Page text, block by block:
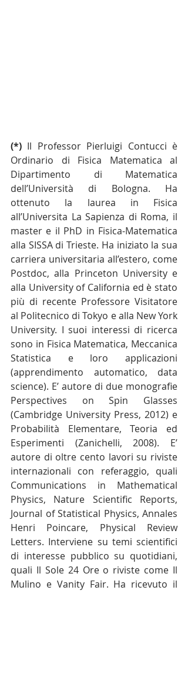
(*) Il Professor Pierluigi Contucci è
Ordinario di Fisica Matematica al
Dipartimento di Matematica
dell’Università di Bologna. Ha
ottenuto la laurea in Fisica
all’Universita La Sapienza di Roma, il
master e il PhD in Fisica-Matematica
alla SISSA di Trieste. Ha iniziato la sua
carriera universitaria all’estero, come
Postdoc, alla Princeton University e
alla University of California ed è stato
più di recente Professore Visitatore
al Politecnico di Tokyo e alla New York
University. I suoi interessi di ricerca
sono in Fisica Matematica, Meccanica
Statistica e loro applicazioni
(apprendimento automatico, data
science). E’ autore di due monografie
Perspectives on Spin Glasses
(Cambridge University Press, 2012) e
Probabilità Elementare, Teoria ed
Esperimenti (Zanichelli, 2008). E’
autore di oltre cento lavori su riviste
internazionali con referaggio, quali
Communications in Mathematical
Physics, Nature Scientific Reports,
Journal of Statistical Physics, Annales
Henri Poincare, Physical Review
Letters. Interviene su temi scientifici
di interesse pubblico su quotidiani,
quali Il Sole 24 Ore o riviste come Il
Mulino e Vanity Fair. Ha ricevuto il